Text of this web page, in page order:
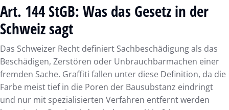
Art. 144 StGB: Was das Gesetz in der
Schweiz sagt
Das Schweizer Recht definiert Sachbeschädigung als das
Beschädigen, Zerstören oder Unbrauchbarmachen einer
fremden Sache. Graffiti fallen unter diese Definition, da die
Farbe meist tief in die Poren der Bausubstanz eindringt
und nur mit spezialisierten Verfahren entfernt werden